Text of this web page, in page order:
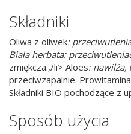
Składniki
Oliwa z oliwek:
Biała herbata:
zmiękcza.,/li> Aloes: nawilża,
przeciwzapalnie.
Składniki BIO pochodzące z
Sposób użycia